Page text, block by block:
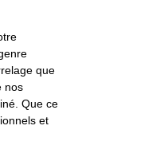
que
nos
Que ce
et